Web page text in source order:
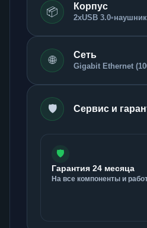
📦 Корпус
2xUSB 3.0•
🌐 Сеть
Gigabit Ethernet
🛡️ Сервис и
🛡️
Гарантия 24 месяца
На все компоненты и